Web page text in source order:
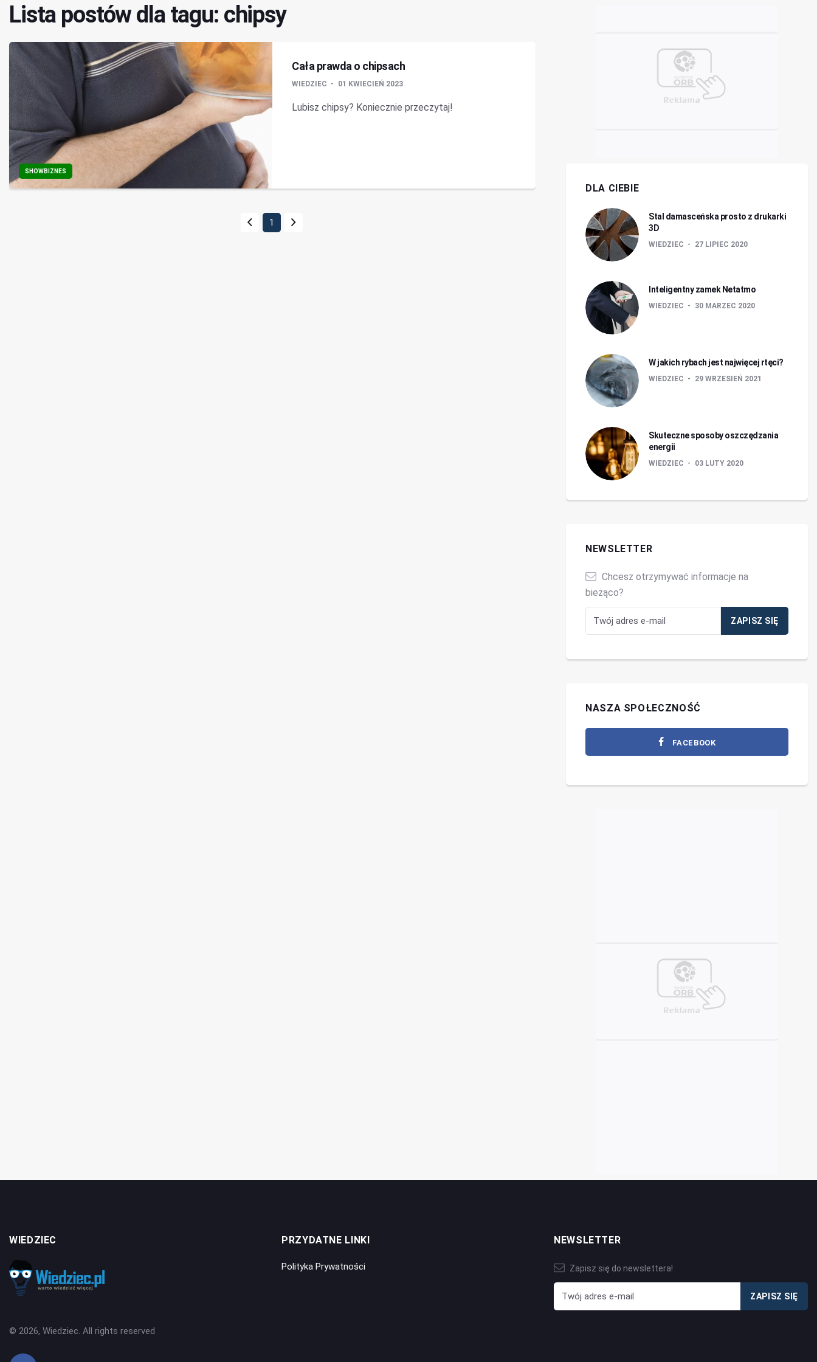
Lista postów dla tagu: chipsy
SHOWBIZNES
Cała prawda o chipsach
WIEDZIEC 01 KWIECIEŃ 2023
Lubisz chipsy? Koniecznie przeczytaj!
1
DLA CIEBIE
Stal damasceńska prosto z drukarki
3D
WIEDZIEC 27 LIPIEC 2020
Inteligentny zamek Netatmo
WIEDZIEC 30 MARZEC 2020
W jakich rybach jest najwięcej rtęci?
WIEDZIEC 29 WRZESIEŃ 2021
Skuteczne sposoby oszczędzania
energii
WIEDZIEC 03 LUTY 2020
NEWSLETTER
Chcesz otrzymywać informacje na
bieżąco?
NASZA SPOŁECZNOŚĆ
FACEBOOK
WIEDZIEC
© 2026, Wiedziec. All rights reserved
PRZYDATNE LINKI
Polityka Prywatności
NEWSLETTER
Zapisz się do newslettera!